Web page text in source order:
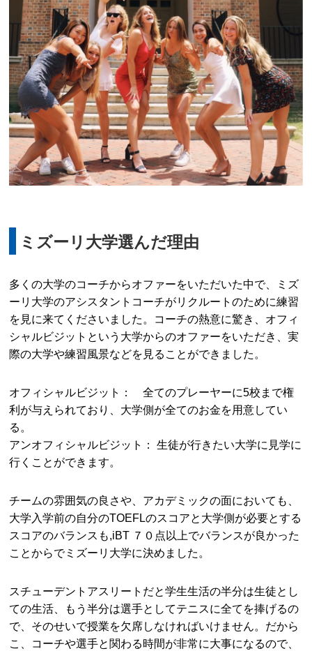
ミズーリ大学選んだ理由
多くの大学のコーチからオファーをいただいた中で、ミズ
ーリ大学のアシスタントコーチがリクルートのために練習
を見に来てくださいました。コーチの熱意に驚き、オフィ
シャルビジットという大学からのオファーをいただき、実
際の大学や練習風景などを見ることができました。
オフィシャルビジット： 全てのプレーヤーに5校まで権
利が与えられており、大学側が全てのお金を用意してい
る。
アンオフィシャルビジット： 生徒が行きたい大学に見学に
行くことができます。
チームの雰囲気の良さや、アカデミックの面においても、
大学入学前の自分のTOEFLのスコアと大学側が必要とする
スコアのバランスも,iBT ７０点以上でバランスが良かった
ことからでミズーリ大学に決めました。
スチューデントアスリートだと学生生活の半分は生徒とし
ての生活、もう半分は選手としてテニスに全てを捧げるの
で、そのせいで授業を欠席しなければいけません。だから
こ、コーチや選手と関わる時間が非常に大事になるので、